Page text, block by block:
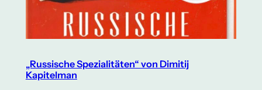
„Russische Spezialitäten“ von Dimitij
Kapitelman